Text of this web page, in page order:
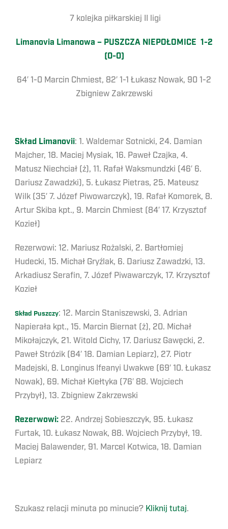
7 kolejka piłkarskiej II ligi
Limanovia Limanowa – PUSZCZA NIEPOŁOMICE 1-2
(0-0)
64′ 1-0 Marcin Chmiest, 82′ 1-1 Łukasz Nowak, 90 1-2
Zbigniew Zakrzewski
Skład Limanovii: 1. Waldemar Sotnicki, 24. Damian
Majcher, 18. Maciej Mysiak, 16. Paweł Czajka, 4.
Matusz Niechciał (ż), 11. Rafał Waksmundzki (46′ 6.
Dariusz Zawadzki), 5. Łukasz Pietras, 25. Mateusz
Wilk (35′ 7. Józef Piwowarczyk), 19. Rafał Komorek, 8.
Artur Skiba kpt., 9. Marcin Chmiest (84′ 17. Krzysztof
Kozieł)
Rezerwowi: 12. Mariusz Rożalski, 2. Bartłomiej
Hudecki, 15. Michał Gryźlak, 6. Dariusz Zawadzki, 13.
Arkadiusz Serafin, 7. Józef Piwawarczyk, 17. Krzysztof
Kozieł
Skład Puszczy: 12. Marcin Staniszewski, 3. Adrian
Napierała kpt., 15. Marcin Biernat (ż), 20. Michał
Mikołajczyk, 21. Witold Cichy, 17. Dariusz Gawęcki, 2.
Paweł Strózik (84′ 18. Damian Lepiarz), 27. Piotr
Madejski, 8. Longinus Ifeanyi Uwakwe (69′ 10. Łukasz
Nowak), 69. Michał Kiełtyka (76′ 88. Wojciech
Przybył), 13. Zbigniew Zakrzewski
Rezerwowi: 22. Andrzej Sobieszczyk, 95. Łukasz
Furtak, 10. Łukasz Nowak, 88. Wojciech Przybył, 19.
Maciej Balawender, 91. Marcel Kotwica, 18. Damian
Lepiarz
Szukasz relacji minuta po minucie? Kliknij tutaj.